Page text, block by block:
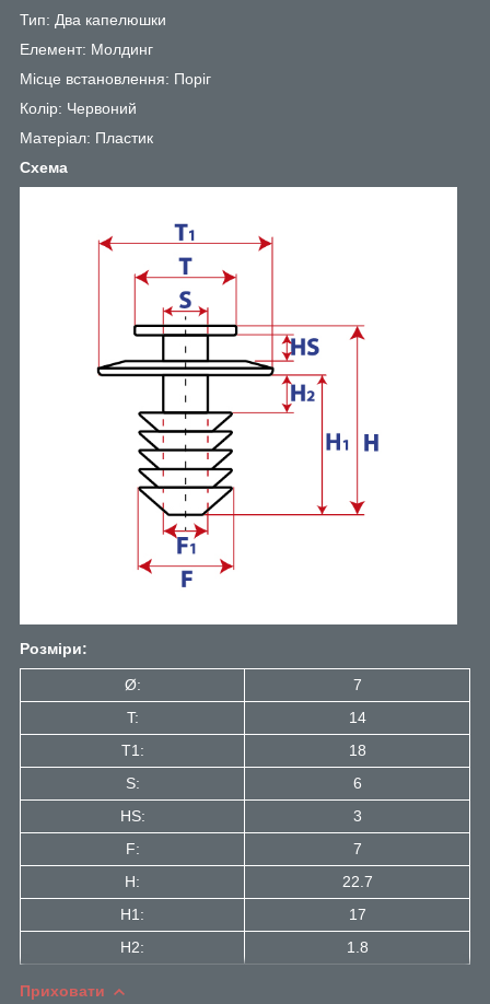
Тип: Два капелюшки
Елемент: Молдинг
Місце встановлення: Поріг
Колір: Червоний
Матеріал: Пластик
Схема
Розміри:
Ø:
7
T:
14
T1:
18
S:
6
HS:
3
F:
7
H:
22.7
H1:
17
H2:
1.8
Приховати